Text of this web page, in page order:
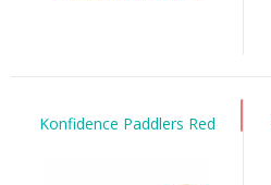
Konfidence Paddlers Red